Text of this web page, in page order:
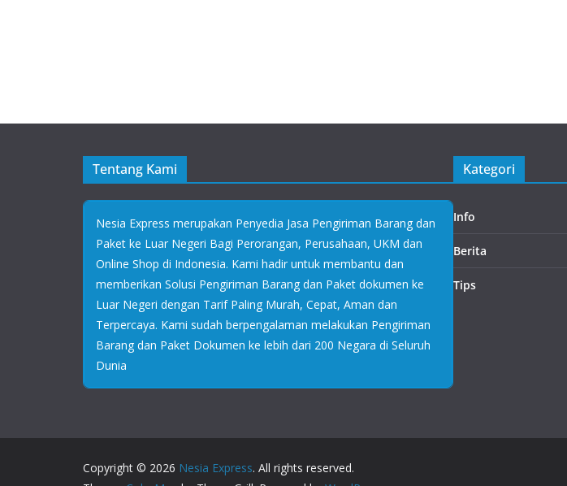
Tentang Kami
Nesia Express merupakan Penyedia Jasa Pengiriman Barang dan
Paket ke Luar Negeri Bagi Perorangan, Perusahaan, UKM dan
Online Shop di Indonesia. Kami hadir untuk membantu dan
memberikan Solusi Pengiriman Barang dan Paket dokumen ke
Luar Negeri dengan Tarif Paling Murah, Cepat, Aman dan
Terpercaya. Kami sudah berpengalaman melakukan Pengiriman
Barang dan Paket Dokumen ke lebih dari 200 Negara di Seluruh
Dunia
Kategori
Info
Berita
Tips
Copyright © 2026 Nesia Express. All rights reserved.